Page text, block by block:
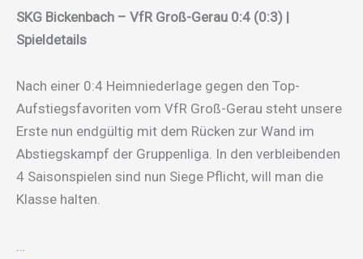
SKG Bickenbach – VfR Groß-Gerau 0:4 (0:3) |
Spieldetails
Nach einer 0:4 Heimniederlage gegen den Top-
Aufstiegsfavoriten vom VfR Groß-Gerau steht unsere
Erste nun endgültig mit dem Rücken zur Wand im
Abstiegskampf der Gruppenliga. In den verbleibenden
4 Saisonspielen sind nun Siege Pflicht, will man die
Klasse halten.
…